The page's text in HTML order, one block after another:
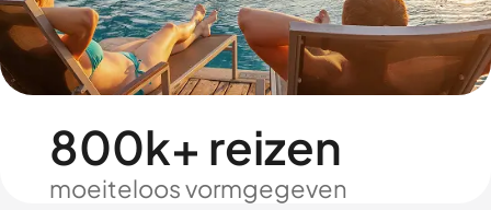
800k+ reizen
moeiteloos vormgegeven